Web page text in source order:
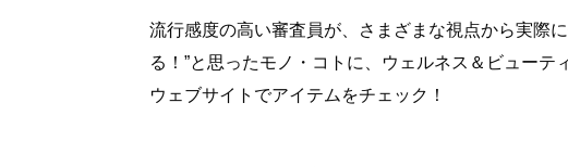
流行感度の高い審査員が、さまざまな視点から実際
る！”と思ったモノ・コトに、ウェルネス＆ビュー
ウェブサイトでアイテムをチェック！